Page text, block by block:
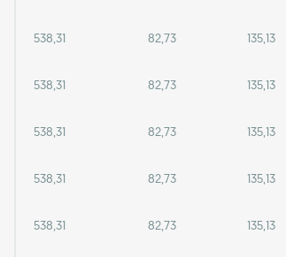
538,31 82,73 135,13
538,31 82,73 135,13
538,31 82,73 135,13
538,31 82,73 135,13
538,31 82,73 135,13